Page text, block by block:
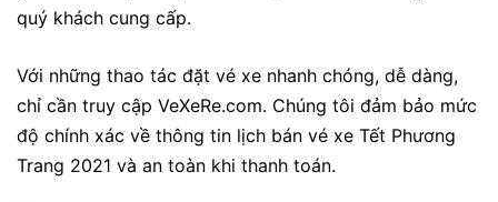
quý khách cung cấp.
Với những thao tác đặt vé xe nhanh chóng, dễ dàng,
chỉ cần truy cập VeXeRe.com. Chúng tôi đảm bảo mức
độ chính xác về thông tin lịch bán vé xe Tết Phương
Trang 2021 và an toàn khi thanh toán.